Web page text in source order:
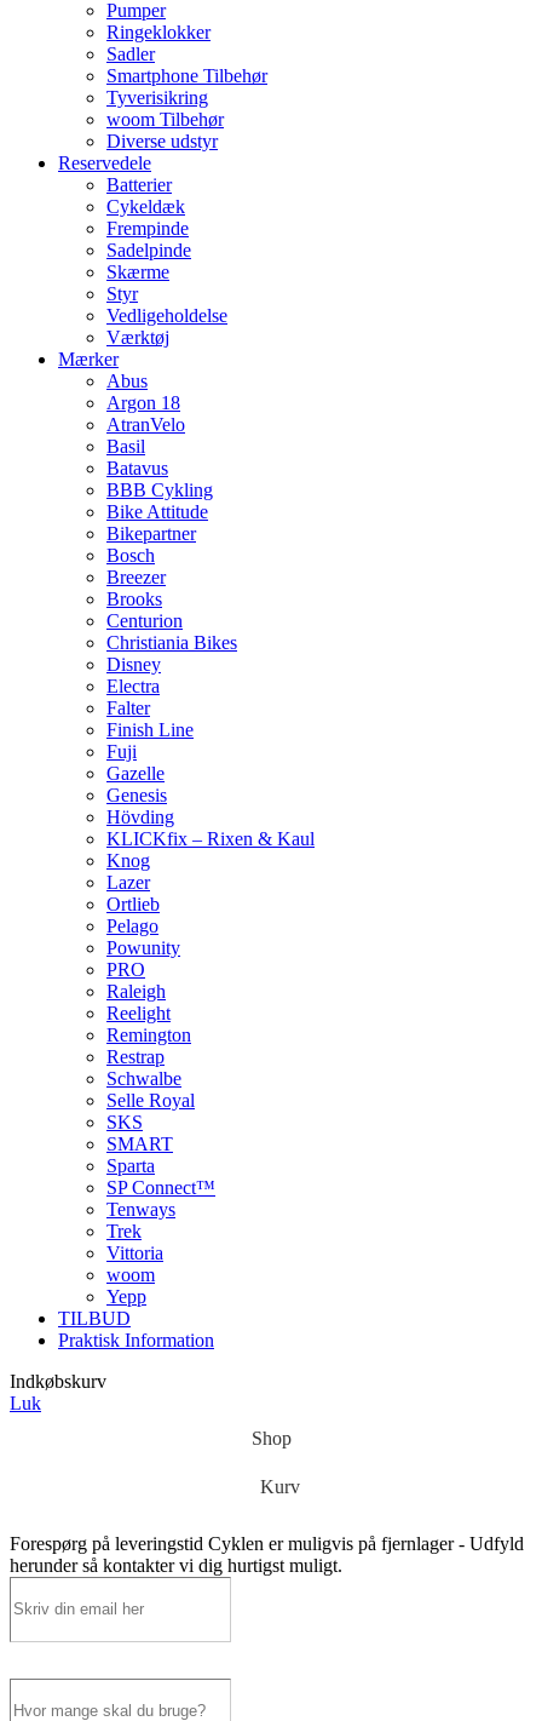
Pumper
Ringeklokker
Sadler
Smartphone Tilbehør
Tyverisikring
woom Tilbehør
Diverse udstyr
Reservedele
Batterier
Cykeldæk
Frempinde
Sadelpinde
Skærme
Styr
Vedligeholdelse
Værktøj
Mærker
Abus
Argon 18
AtranVelo
Basil
Batavus
BBB Cykling
Bike Attitude
Bikepartner
Bosch
Breezer
Brooks
Centurion
Christiania Bikes
Disney
Electra
Falter
Finish Line
Fuji
Gazelle
Genesis
Hövding
KLICKfix – Rixen & Kaul
Knog
Lazer
Ortlieb
Pelago
Powunity
PRO
Raleigh
Reelight
Remington
Restrap
Schwalbe
Selle Royal
SKS
SMART
Sparta
SP Connect™
Tenways
Trek
Vittoria
woom
Yepp
TILBUD
Praktisk Information
Indkøbskurv
Luk
Shop
Kurv
Forespørg på leveringstid Cyklen er muligvis på fjernlager - Udfyld
herunder så kontakter vi dig hurtigst muligt.